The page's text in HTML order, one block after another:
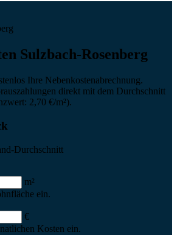
Sulzbach-Rosenberg
Ihre Nebenkostenabrechnung.
direkt mit dem Durchschnitt
2,70 €/m²).
Durchschnitt
m²
ein.
€
Kosten ein.